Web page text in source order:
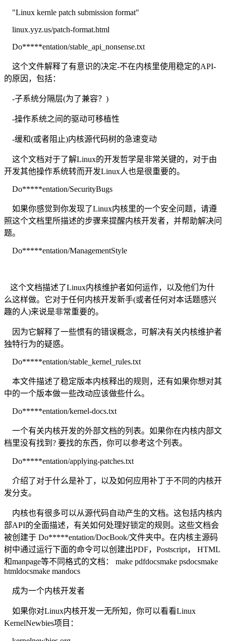
"Linux kernle patch submission format"
linux.yyz.us/patch-format.html
Do*****entation/stable_api_nonsense.txt
这个文件解释了有意识的决定-不在内核里使用稳定的API-
的原因，包括：
-子系统分隔层(为了兼容？)
-操作系统之间的驱动可移植性
-缓和(或者阻止)内核源代码树的急速变动
这个文档对于了解Linux的开发哲学是非常关键的，对于由
开发其他操作系统转而开发Linux人也是很重要的。
Do*****entation/SecurityBugs
如果你感觉到你发现了Linux内核里的一个安全问题，请遵
照这个文档里所描述的步骤来提醒内核开发者，并帮助解决问
题。
Do*****entation/ManagementStyle
这个文档描述了Linux内核维护者如何运作，以及他们为什
么这样做。它对于任何内核开发新手(或者任何对本话题感兴
趣的人)来说是非常重要的。
因为它解释了一些惯有的错误概念，可解决有关内核维护者
独特行为的疑惑。
Do*****entation/stable_kernel_rules.txt
本文件描述了稳定版本内核释出的规则，还有如果你想对其
中的一个版本做一些改动应该做些什么。
Do*****entation/kernel-docs.txt
一个有关内核开发的外部文档的列表。如果你在内核内部文
档里没有找到? 要找的东西，你可以参考这个列表。
Do*****entation/applying-patches.txt
介绍了对于什么是补丁，以及如何应用补丁于不同的内核开
发分支。
内核也有很多可以从源代码自动产生的文档。这包括内核内
部API的全面描述，有关如何处理好锁定的规则。这些文档会
被创建于 Do*****entation/DocBook/文件夹中。在内核主源码
树中通过运行下面的命令可以创建出PDF，Postscript， HTML
和manpage等不同格式的文档： make pdfdocsmake psdocsmake
htmldocsmake mandocs
成为一个内核开发者
如果你对Linux内核开发一无所知，你可以看看Linux
KernelNewbies项目：